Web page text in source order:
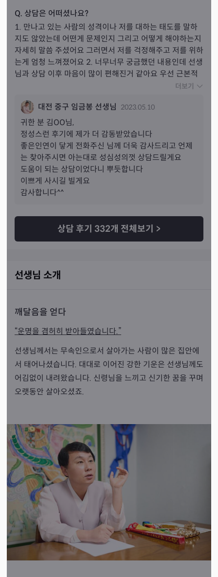
Q. 상담은 어떠셨나요?
1. 만나고 있는 사람의 성격이나 저를 대하는 태도를 말하
지도 않았는데 어떤게 문제인지 그리고 어떻게 해야하는지
자세히 말씀 주셨어요 그러면서 저를 걱정해주고 저를 위하
는게 엄청 느껴졌어요 2. 너무너무 궁금했던 내용인데 선생
님과 상담 이후 마음이 많이 편해진거 같아요 우선 근본적
인 문제를 해결하고 난 후 문제이긴 하지만 제 마음가짐이
시거나 나이가 어리니 같은 말로 넘어가셨던 얘기를 확실하
게 말씀 해주셨어요 그래서 어떻게 해야할지 마음을 딱 정
했구욤!! 선생님께 신점을 본 후로 마음이 많이 편해졌습니
다!! 어떻게 말도 안 한걸 알고 딱딱 말씀 해주시는지 너무
신기하고 놀랬어요 친구들한테도 여기 대박이라고 하면서
소문 왕왕 내고 있습니다..ㅎㅎ 제가 무슨 일이 있었다 라
고 말하기 전에 말씀 해주시고 해결방안을 딱 제시 해주시
니 너무 감사했어요 두리뭉실 하지 않고 정말 칼 같이 말씀
알아주시니 너무 감사했구요.. 엎으로도 궁금한게 있으면
항상 선생님 찾을 거 같습니다 선생님이 말씀 해주신대로
다 해서 꼭 좋은 결과 있었음 합니다 ㅜㅜ!!! ❤❤
더보기
대전 중구 임금봉 선생님 2023.05.10
귀한 분 김OO님,
정성스런 후기에 제가 더 감동받았습니다
좋은인연이 닿게 전화주신 님께 더욱 감사드리고 언제
는 찾아주시면 아는대로 성심성의껏 상담드릴게요
도움이 되는 상담이었다니 뿌듯합니다
이쁘게 사시길 빌게요
감사합니다^^
상담 후기 332개 전체보기 >
선생님 소개
깨달음을 얻다
“운명을 겸허히 받아들였습니다.”
선생님께서는 무속인으로서 살아가는 사람이 많은 집안에
서 태어나셨습니다. 대대로 이어진 강한 기운은 선생님께도
어김없이 내려왔습니다. 신령님을 느끼고 신기한 꿈을 꾸며
오랫동안 살아오셨죠.